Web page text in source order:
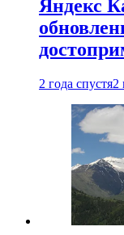
Яндекс
2 года спустя2